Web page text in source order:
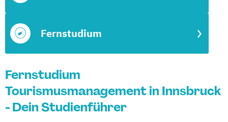
Fernstudium
Fernstudium
Tourismusmanagement in Innsbruck
- Dein Studienführer